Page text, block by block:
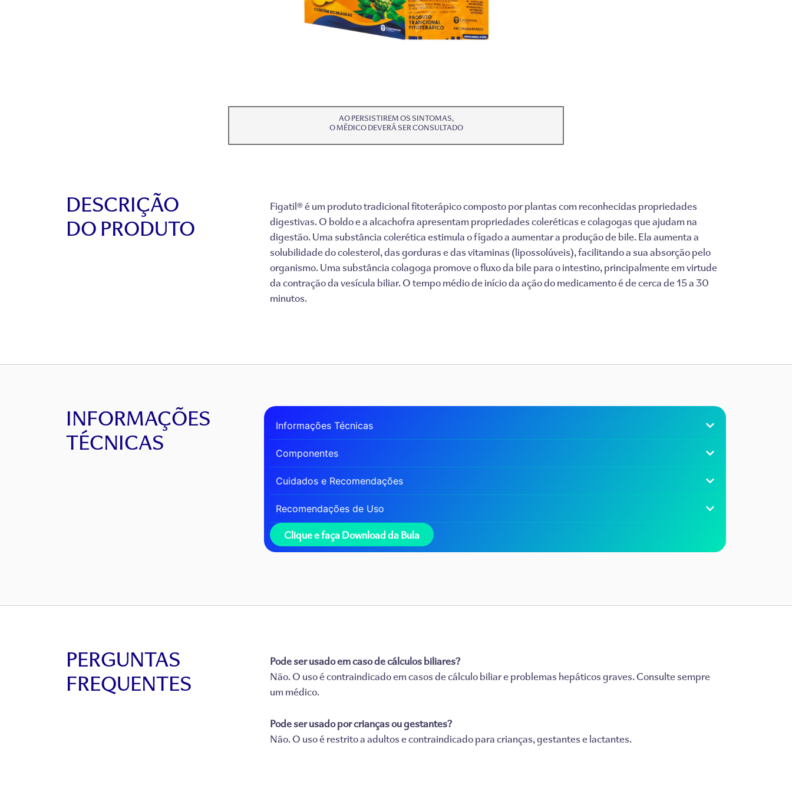
AO PERSISTIREM OS SINTOMAS,
O MÉDICO DEVERÁ SER CONSULTADO
DESCRIÇÃO
DO PRODUTO
Figatil® é um produto tradicional fitoterápico composto por plantas com reconhecidas propriedades
digestivas. O boldo e a alcachofra apresentam propriedades coleréticas e colagogas que ajudam na
digestão.Uma substância colerética estimula o fígado a aumentar a produção de bile. Ela aumenta a
solubilidade do colesterol, das gorduras e das vitaminas (lipossolúveis), facilitando a sua absorção pelo
organismo.Uma substância colagoga promove o fluxo da bile para o intestino, principalmente em virtude
da contração da vesícula biliar.O tempo médio de início da ação do medicamento é de cerca de 15 a 30
minutos.
INFORMAÇÕES
TÉCNICAS
Informações Técnicas
Componentes
Cuidados e Recomendações
Recomendações de Uso
Clique e faça Download da Bula
PERGUNTAS
FREQUENTES
Pode ser usado em caso de cálculos biliares?
Não. O uso é contraindicado em casos de cálculo biliar e problemas hepáticos graves. Consulte sempre
um médico.
Pode ser usado por crianças ou gestantes?
Não. O uso é restrito a adultos e contraindicado para crianças, gestantes e lactantes.